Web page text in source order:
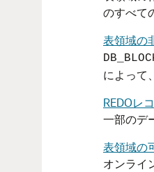
のすべて
表領域の
によって
REDOレ
一部のデ
表領域の
オンライ